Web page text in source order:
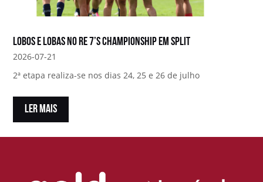
Lobos e Lobas no RE 7’s Championship em Split
2026-07-21
2ª etapa realiza-se nos dias 24, 25 e 26 de julho
LER MAIS